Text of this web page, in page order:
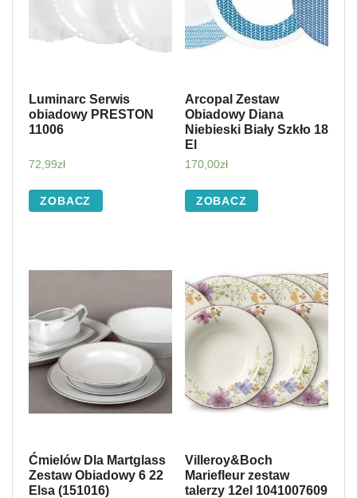
Luminarc Serwis
obiadowy PRESTON
11006
72,99zł
ZOBACZ
Arcopal Zestaw
Obiadowy Diana
Niebieski Biały Szkło 18
El
170,00zł
ZOBACZ
Ćmielów Dla Martglass
Zestaw Obiadowy 6 22
Elsa (151016)
Villeroy&Boch
Mariefleur zestaw
talerzy 12el 1041007609